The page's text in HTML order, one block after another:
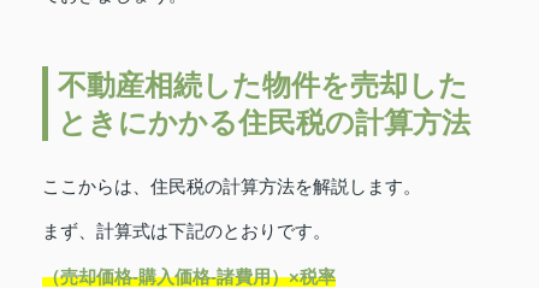
不動産相続した物件を売却した
ときにかかる住民税の計算方法
ここからは、住民税の計算方法を解説します。
まず、計算式は下記のとおりです。
（売却価格-購入価格-諸費用）×税率